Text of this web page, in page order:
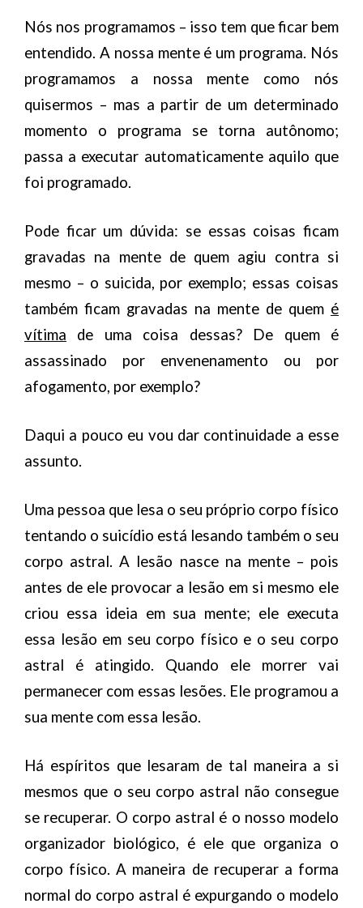
Nós nos programamos – isso tem que ficar bem
entendido. A nossa mente é um programa. Nós
programamos a nossa mente como nós
quisermos – mas a partir de um determinado
momento o programa se torna autônomo;
passa a executar automaticamente aquilo que
foi programado.
Pode ficar um dúvida: se essas coisas ficam
gravadas na mente de quem agiu contra si
mesmo – o suicida, por exemplo; essas coisas
também ficam gravadas na mente de quem é
vítima de uma coisa dessas? De quem é
assassinado por envenenamento ou por
afogamento, por exemplo?
Daqui a pouco eu vou dar continuidade a esse
assunto.
Uma pessoa que lesa o seu próprio corpo físico
tentando o suicídio está lesando também o seu
corpo astral. A lesão nasce na mente – pois
antes de ele provocar a lesão em si mesmo ele
criou essa ideia em sua mente; ele executa
essa lesão em seu corpo físico e o seu corpo
astral é atingido. Quando ele morrer vai
permanecer com essas lesões. Ele programou a
sua mente com essa lesão.
Há espíritos que lesaram de tal maneira a si
mesmos que o seu corpo astral não consegue
se recuperar. O corpo astral é o nosso modelo
organizador biológico, é ele que organiza o
corpo físico. A maneira de recuperar a forma
normal do corpo astral é expurgando o modelo